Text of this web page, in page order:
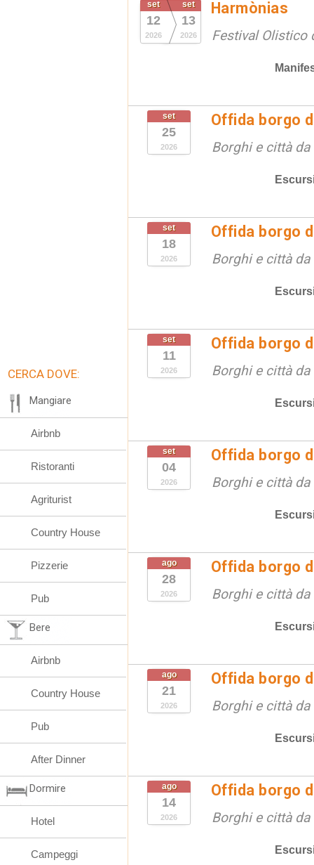
set
12
2026
set
13
2026
Harmònias
Festival Olistico
set
25
2026
Offida borgo
Borghi e città
set
18
2026
Offida borgo
Borghi e città
set
11
2026
Offida borgo
Borghi e città
set
04
2026
Offida borgo
Borghi e città
ago
28
2026
Offida borgo
Borghi e città
ago
21
2026
Offida borgo
Borghi e città
ago
14
2026
Offida borgo
Borghi e città
CERCA DOVE:
Mangiare
Airbnb
Ristoranti
Agriturist
Country House
Pizzerie
Pub
Bere
Airbnb
Country House
Pub
After Dinner
Dormire
Hotel
Campeggi